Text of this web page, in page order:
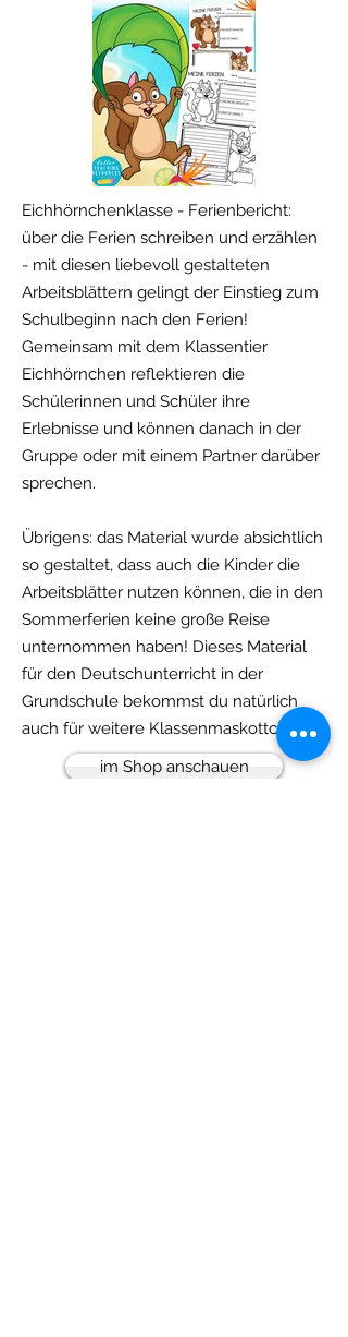
Eichhörnchenklasse - Ferienbericht:
über die Ferien schreiben und erzählen
- mit diesen liebevoll gestalteten
Arbeitsblättern gelingt der Einstieg zum
Schulbeginn nach den Ferien!
Gemeinsam mit dem Klassentier
Eichhörnchen reflektieren die
Schülerinnen und Schüler ihre
Erlebnisse und können danach in der
Gruppe oder mit einem Partner darüber
sprechen.
Übrigens: das Material wurde absichtlich
so gestaltet, dass auch die Kinder die
Arbeitsblätter nutzen können, die in den
Sommerferien keine große Reise
unternommen haben! Dieses Material
für den Deutschunterricht in der
Grundschule bekommst du natürlich
auch für weitere Klassenmaskottchen.
im Shop anschauen